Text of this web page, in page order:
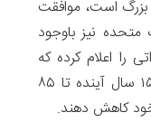
است، موافقت
متحده نیز باوجود
را اعلام کرده که
تولیدکنندگان آمریکایی HFC باید در ۱۵ سال آینده تا ۸۵
کاهش دهند.